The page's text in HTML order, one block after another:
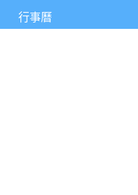
行事曆